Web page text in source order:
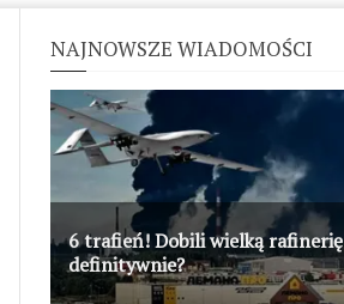
NAJNOWSZE WIADOMOŚCI
6 trafień! Dobili wielką rafinerię
definitywnie?